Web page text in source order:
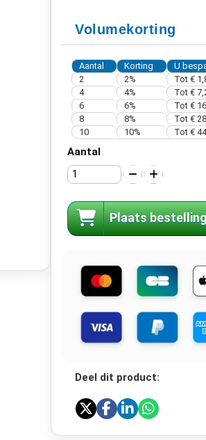
Volumekorting
Aantal Korting
U
2
2% Tot €
4
4% Tot €
6
6% Tot €
8
8% Tot €
10
10% Tot €
Aantal
Plaats
Deel dit product: